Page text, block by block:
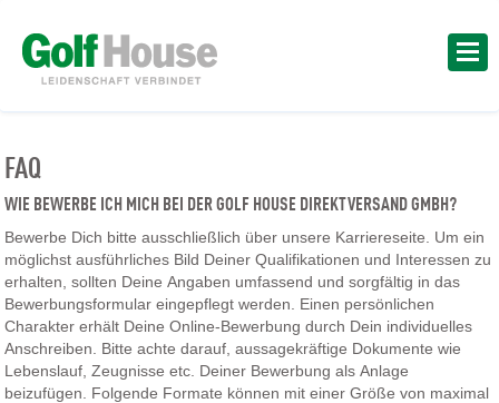
FAQ
WIE BEWERBE ICH MICH BEI DER GOLF HOUSE DIREKTVERSAND GMBH?
Bewerbe Dich bitte ausschließlich über unsere Karriereseite. Um ein
möglichst ausführliches Bild Deiner Qualifikationen und Interessen zu
erhalten, sollten Deine Angaben umfassend und sorgfältig in das
Bewerbungsformular eingepflegt werden. Einen persönlichen
Charakter erhält Deine Online-Bewerbung durch Dein individuelles
Anschreiben. Bitte achte darauf, aussagekräftige Dokumente wie
Lebenslauf, Zeugnisse etc. Deiner Bewerbung als Anlage
beizufügen. Folgende Formate können mit einer Größe von maximal